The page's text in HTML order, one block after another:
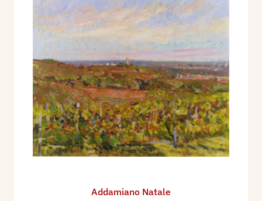
Addamiano Natale